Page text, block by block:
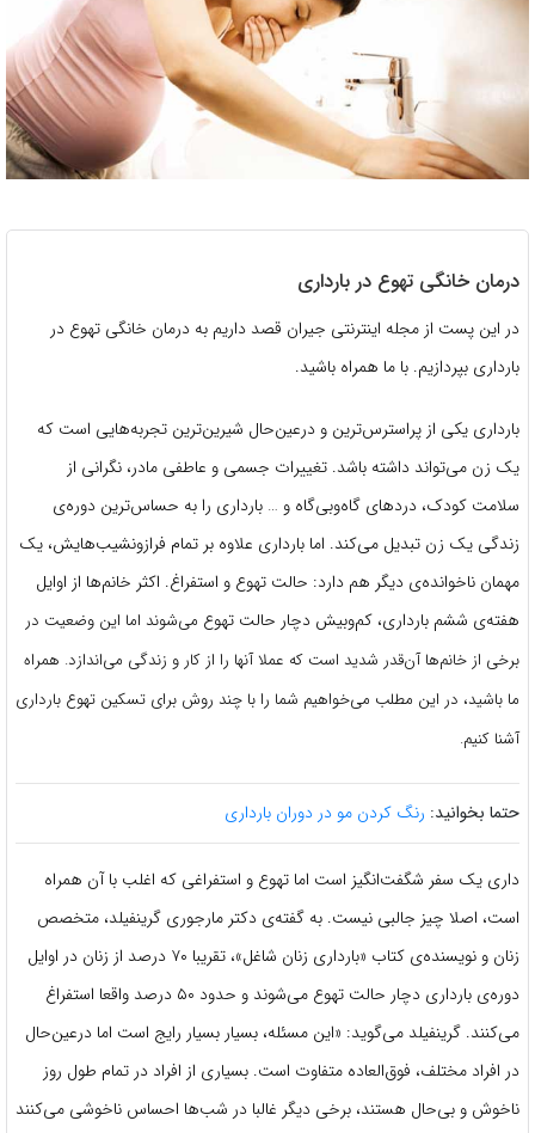
درمان خانگی تهوع در بارداری
در این پست از مجله اینترنتی جیران قصد داریم به درمان خانگی تهوع در
بارداری بپردازیم. با ما همراه باشید.
بارداری یکی از پراسترس‌ترین و درعین‌حال شیرین‌ترین تجربه‌هایی است که
یک زن می‌تواند داشته باشد. تغییرات جسمی و عاطفی مادر، نگرانی از
سلامت کودک، دردهای گاه‌وبی‌گاه و … بارداری را به حساس‌ترین دوره‌ی
زندگی یک زن تبدیل می‌کند. اما بارداری علاوه بر تمام فرازونشیب‌هایش، یک
مهمان ناخوانده‌ی دیگر هم دارد: حالت تهوع و استفراغ. اکثر خانم‌ها از اوایل
هفته‌ی ششم بارداری، کم‌وبیش دچار حالت تهوع می‌شوند اما این وضعیت در
برخی از خانم‌ها آن‌قدر شدید است که عملا آنها را از کار و زندگی می‌اندازد. همراه
ما باشید، در این مطلب می‌خواهیم شما را با چند روش برای تسکین تهوع بارداری
آشنا کنیم.
حتما بخوانید: رنگ کردن مو در دوران بارداری
داری یک سفر شگفت‌انگیز است اما تهوع و استفراغی که اغلب با آن همراه
است، اصلا چیز جالبی نیست. به گفته‌ی دکتر مارجوری گرینفیلد، متخصص
زنان و نویسنده‌ی کتاب «بارداری زنان شاغل»، تقریبا ۷۰ درصد از زنان در اوایل
دوره‌ی بارداری دچار حالت تهوع می‌شوند و حدود ۵۰ درصد واقعا استفراغ
می‌کنند. گرینفیلد می‌گوید: «این مسئله، بسیار بسیار رایج است اما درعین‌حال
در افراد مختلف، فوق‌العاده متفاوت است. بسیاری از افراد در تمام طول روز
ناخوش و بی‌حال هستند، برخی دیگر غالبا در شب‌ها احساس ناخوشی می‌کنند